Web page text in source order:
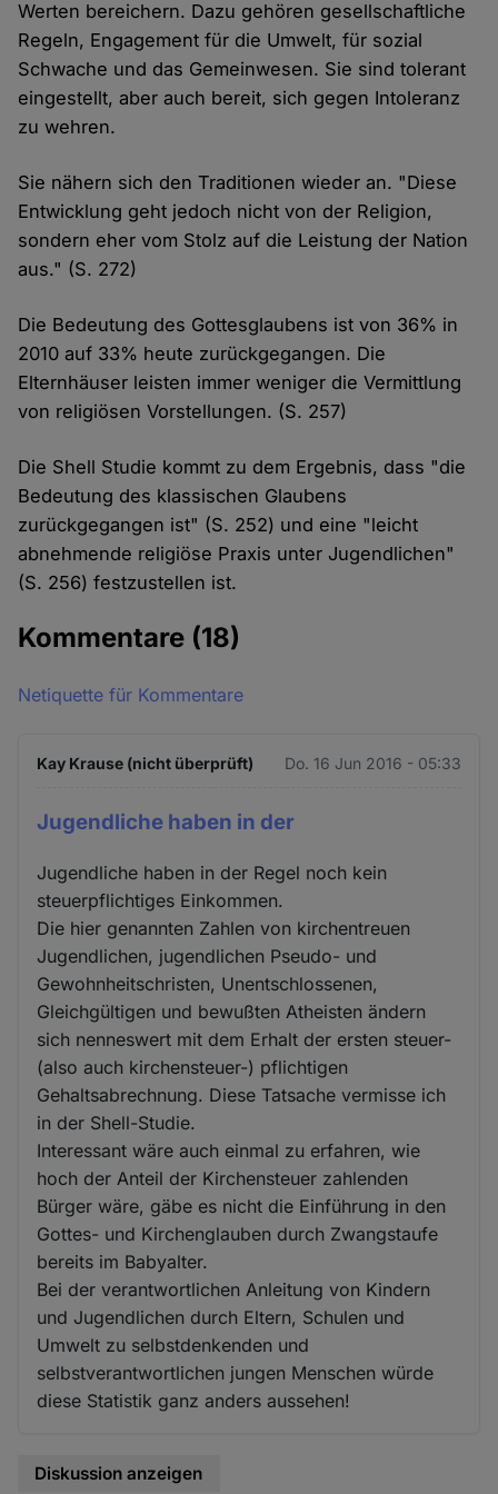
Werten bereichern. Dazu gehören gesellschaftliche
Regeln, Engagement für die Umwelt, für sozial
Schwache und das Gemeinwesen. Sie sind tolerant
eingestellt, aber auch bereit, sich gegen Intoleranz
zu wehren.
Sie nähern sich den Traditionen wieder an. "Diese
Entwicklung geht jedoch nicht von der Religion,
sondern eher vom Stolz auf die Leistung der Nation
aus." (S. 272)
Die Bedeutung des Gottesglaubens ist von 36% in
2010 auf 33% heute zurückgegangen. Die
Elternhäuser leisten immer weniger die Vermittlung
von religiösen Vorstellungen. (S. 257)
Die Shell Studie kommt zu dem Ergebnis, dass "die
Bedeutung des klassischen Glaubens
zurückgegangen ist" (S. 252) und eine "leicht
abnehmende religiöse Praxis unter Jugendlichen"
(S. 256) festzustellen ist.
Kommentare (18)
Netiquette für Kommentare
Kay Krause (nicht überprüft) Do. 16 Jun 2016 - 05:33
Jugendliche haben in der
Jugendliche haben in der Regel noch kein
steuerpflichtiges Einkommen.
Die hier genannten Zahlen von kirchentreuen
Jugendlichen, jugendlichen Pseudo- und
Gewohnheitschristen, Unentschlossenen,
Gleichgültigen und bewußten Atheisten ändern
sich nenneswert mit dem Erhalt der ersten steuer-
(also auch kirchensteuer-) pflichtigen
Gehaltsabrechnung. Diese Tatsache vermisse ich
in der Shell-Studie.
Interessant wäre auch einmal zu erfahren, wie
hoch der Anteil der Kirchensteuer zahlenden
Bürger wäre, gäbe es nicht die Einführung in den
Gottes- und Kirchenglauben durch Zwangstaufe
bereits im Babyalter.
Bei der verantwortlichen Anleitung von Kindern
und Jugendlichen durch Eltern, Schulen und
Umwelt zu selbstdenkenden und
selbstverantwortlichen jungen Menschen würde
diese Statistik ganz anders aussehen!
Diskussion anzeigen